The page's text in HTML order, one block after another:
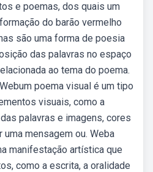
e poemas, dos quais um
do barão vermelho
são uma forma de poesia
das palavras no espaço
ao tema do poema.
poema visual é um tipo
visuais, como a
palavras e imagens, cores
mensagem ou. Weba
manifestação artística que
como a escrita, a oralidade